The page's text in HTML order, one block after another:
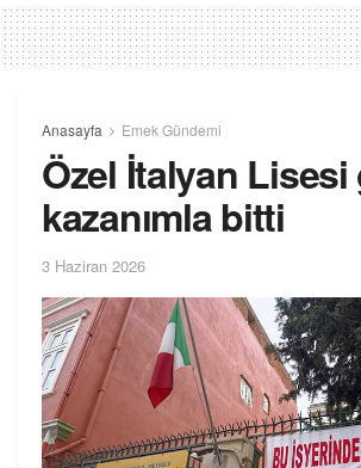
Anasayfa Emek Gündemi
Özel İtalyan Lisesi
kazanımla bitti
3 Haziran 2026